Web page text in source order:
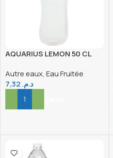
AQUARIUS LEMON 50 CL
Autre eaux, Eau Fruitée
د.م.
Ajouter Au Panier